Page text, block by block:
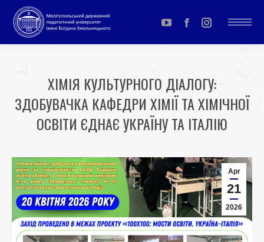
YouTube
page
in
new
window
Facebook
page
in
new
window
Instagram
page
in
new
window
ХІМІЯ КУЛЬТУРНОГО ДІАЛОГУ:
ЗДОБУВАЧКА КАФЕДРИ ХІМІЇ ТА ХІМІЧНОЇ
ОСВІТИ ЄДНАЄ УКРАЇНУ ТА ІТАЛІЮ
Apr
21
2026